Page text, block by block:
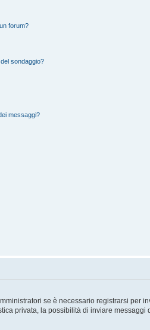
forum?
sondaggio?
messaggi?
se è necessario registrarsi per
privata, la possibilità di inviare